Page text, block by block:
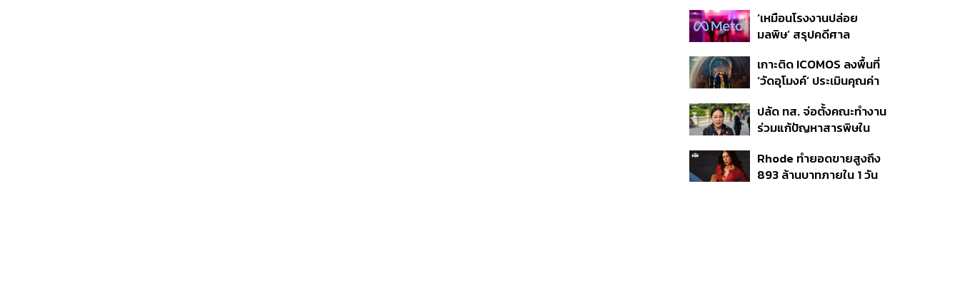
เผยกำลังล่าตัวคนปล่อย
ข่าว
‘เหมือนโรงงานปล่อย
มลพิษ’ สรุปคดีศาล
กระทบสุขภาพจิตเด็ก คุม
เข้ม AI Chatbot
เกาะติด ICOMOS ลงพื้นที่
‘วัดอุโมงค์’ ประเมินคุณค่า
มรดกโลกปี 2570
ปลัด ทส. จ่อตั้งคณะทำงาน
ร่วมแก้ปัญหาสารพิษใน
เมียนมา เล็งเริ่มถกนัดแรก
ส.ค.นี้
Rhode ทำยอดขายสูงถึง
893 ล้านบาทภายใน 1 วัน